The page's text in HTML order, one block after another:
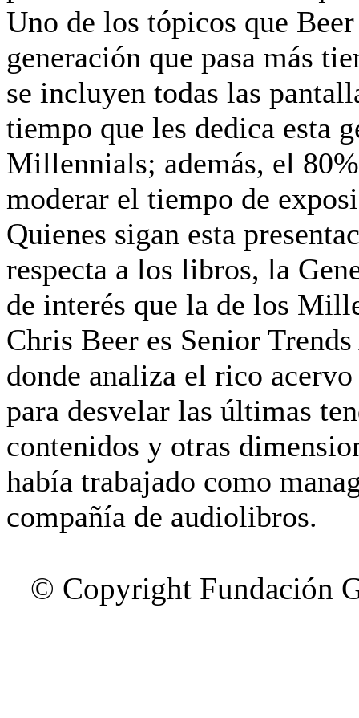
Uno de los tópicos que
generación que pasa más
se incluyen todas las
tiempo que les dedica esta
Millennials; además, el
moderar el tiempo de
Quienes sigan esta
respecta a los libros, la
de interés que la de los
Chris Beer es Senior
donde analiza el rico
para desvelar las últimas
contenidos y otras
había trabajado como
compañía de audiolibros.
© Copyright Fundación